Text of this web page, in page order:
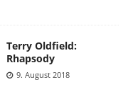
Terry Oldfield:
Rhapsody
9. August 2018